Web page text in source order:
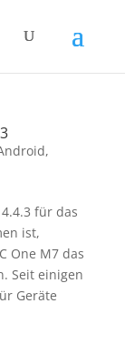
,
für das
ist,
One M7 das
Seit einigen
Geräte